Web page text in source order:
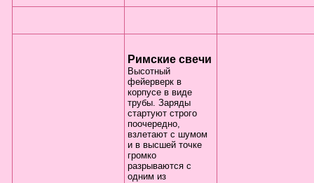
Римские свечи
Высотный
фейерверк в
корпусе в виде
трубы. Заряды
стартуют строго
поочередно,
взлетают с шумом
и в высшей точке
громко
разрываются с
одним из